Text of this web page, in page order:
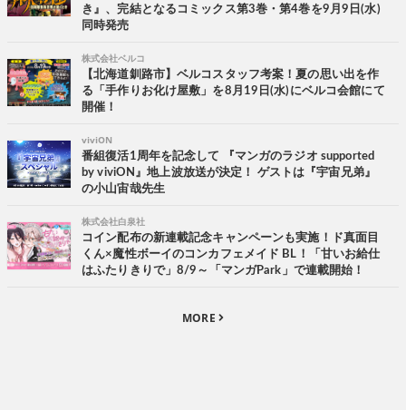
き』、完結となるコミックス第3巻・第4巻を9月9日(水)
同時発売
株式会社ベルコ
【北海道釧路市】ベルコスタッフ考案！夏の思い出を作
る「手作りお化け屋敷」を8月19日(水)にベルコ会館にて
開催！
viviON
番組復活1周年を記念して 『マンガのラジオ supported
by viviON』地上波放送が決定！ ゲストは『宇宙兄弟』
の小山宙哉先生
株式会社白泉社
コイン配布の新連載記念キャンペーンも実施！ド真面目
くん×魔性ボーイのコンカフェメイド BL！「甘いお給仕
はふたりきりで」8/9～「マンガPark」で連載開始！
MORE